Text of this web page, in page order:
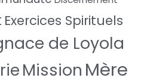
Exercices Spirituels
de Loyola
Mission Mère